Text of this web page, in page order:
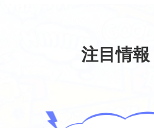
注目情報